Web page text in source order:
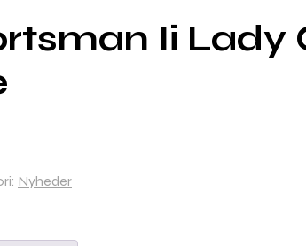
Ii Lady
Nyheder